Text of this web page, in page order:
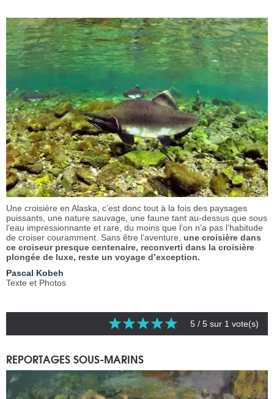
Une croisière en Alaska, c’est donc tout à la fois des paysages
puissants, une nature sauvage, une faune tant au-dessus que sous
l’eau impressionnante et rare, du moins que l’on n’a pas l’habitude
de croiser couramment. Sans être l’aventure, une croisière dans
ce croiseur presque centenaire, reconverti dans la croisière
plongée de luxe, reste un voyage d’exception.
Pascal Kobeh
Texte et Photos
5 / 5 sur 1 vote(s)
REPORTAGES SOUS-MARINS